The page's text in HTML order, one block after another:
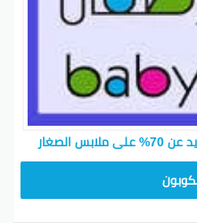
الصغار